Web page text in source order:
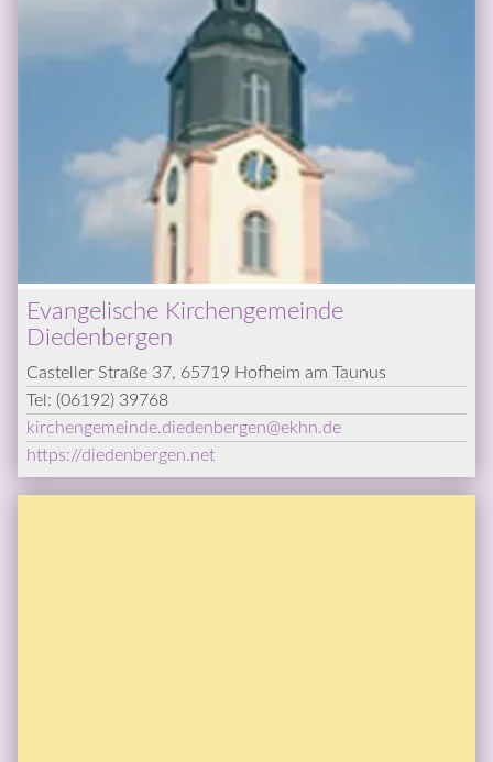
Evangelische Kirchengemeinde
Diedenbergen
Casteller Straße 37, 65719 Hofheim am Taunus
Tel: (06192) 39768
kirchengemeinde.diedenbergen@­ekhn.de
https://diedenbergen.net